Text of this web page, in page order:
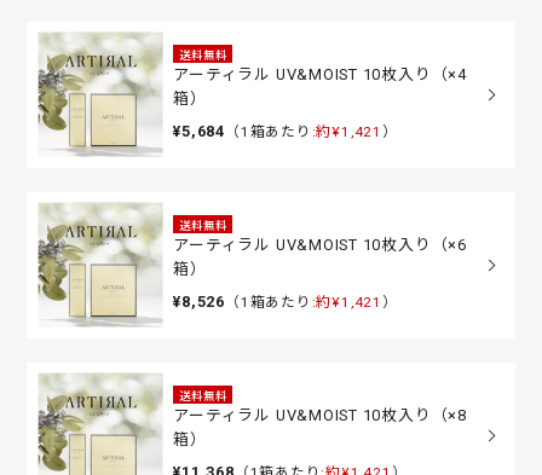
送料無料
アーティラル UV&MOIST 10枚入り（×4
箱）
¥5,684 （1箱あたり:約¥1,421 ）
送料無料
アーティラル UV&MOIST 10枚入り（×6
箱）
¥8,526 （1箱あたり:約¥1,421 ）
送料無料
アーティラル UV&MOIST 10枚入り（×8
箱）